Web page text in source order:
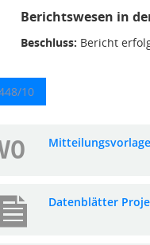
Berichtswesen in
Beschluss: Bericht
10
Datenblätter